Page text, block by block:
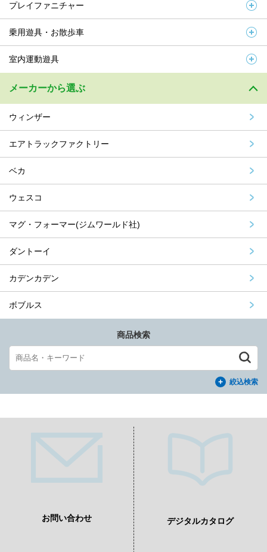
プレイファニチャー
乗用遊具・お散歩車
室内運動遊具
メーカーから選ぶ
ウィンザー
エアトラックファクトリー
ベカ
ウェスコ
マグ・フォーマー(ジムワールド社)
ダントーイ
カデンカデン
ボブルス
商品検索
絞込検索
お問い合わせ デジタルカタログ